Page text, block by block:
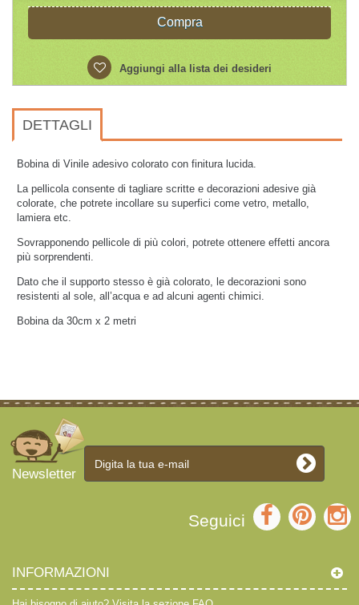
Compra
Aggiungi alla lista dei desideri
DETTAGLI
Bobina di Vinile adesivo colorato con finitura lucida.
La pellicola consente di tagliare scritte e decorazioni adesive già
colorate, che potrete incollare su superfici come vetro, metallo,
lamiera etc.
Sovrapponendo pellicole di più colori, potrete ottenere effetti ancora
più sorprendenti.
Dato che il supporto stesso è già colorato, le decorazioni sono
resistenti al sole, all’acqua e ad alcuni agenti chimici.
Bobina da 30cm x 2 metri
Newsletter
Seguici
INFORMAZIONI